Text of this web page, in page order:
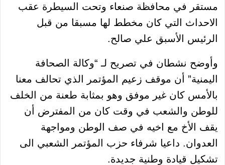
مستقر في محافظة صنعاء وتحت السيطرة عقب
الاحداث التي كان مخطط لها مسبقا من قبل
الرئيس الأسبق علي صالح.
وأوضح نشطان في تصريح لـ “وكالة الصحافة
اليمنية” أن موقف زعيم المؤتمر الذي تحالف معنا
بالأمس كان غير موفق وهو بمثابة طعنة من الخلف
للوطن والشعب في وقت كان من المفترض أن
يقف الأخ مع اخيه في صف الوطن ومواجهة
العدوان. داعيا شرفاء حزب المؤتمر الشعبي الى
تشكيل قيادة وطنية جديدة.